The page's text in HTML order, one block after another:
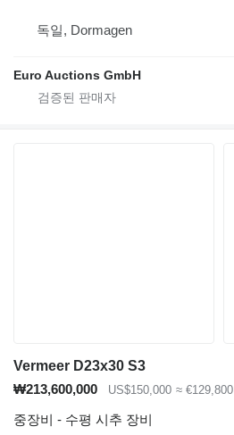
독일, Dormagen
Euro Auctions GmbH
Vermeer D23x30 S3
₩213,600,000
US$150,000 ≈ €129,800
중장비 - 수평 시추 장비